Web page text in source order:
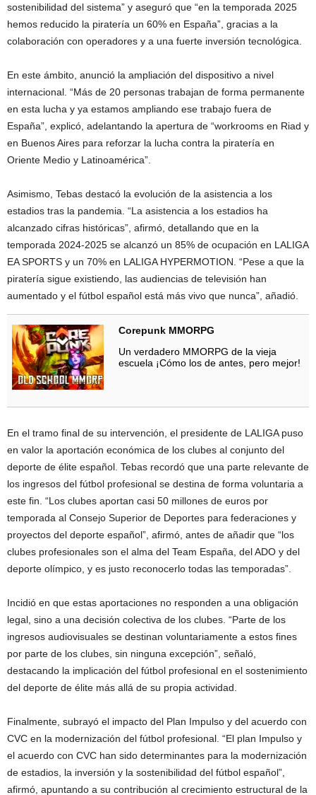
sostenibilidad del sistema” y aseguró que “en la temporada 2025
hemos reducido la piratería un 60% en España”, gracias a la
colaboración con operadores y a una fuerte inversión tecnológica.
En este ámbito, anunció la ampliación del dispositivo a nivel
internacional. “Más de 20 personas trabajan de forma permanente
en esta lucha y ya estamos ampliando ese trabajo fuera de
España”, explicó, adelantando la apertura de “workrooms en Riad y
en Buenos Aires para reforzar la lucha contra la piratería en
Oriente Medio y Latinoamérica”.
Asimismo, Tebas destacó la evolución de la asistencia a los
estadios tras la pandemia. “La asistencia a los estadios ha
alcanzado cifras históricas”, afirmó, detallando que en la
temporada 2024-2025 se alcanzó un 85% de ocupación en LALIGA
EA SPORTS y un 70% en LALIGA HYPERMOTION. “Pese a que la
piratería sigue existiendo, las audiencias de televisión han
aumentado y el fútbol español está más vivo que nunca”, añadió.
Corepunk MMORPG
Un verdadero MMORPG de la vieja
escuela ¡Cómo los de antes, pero mejor!
En el tramo final de su intervención, el presidente de LALIGA puso
en valor la aportación económica de los clubes al conjunto del
deporte de élite español. Tebas recordó que una parte relevante de
los ingresos del fútbol profesional se destina de forma voluntaria a
este fin. “Los clubes aportan casi 50 millones de euros por
temporada al Consejo Superior de Deportes para federaciones y
proyectos del deporte español”, afirmó, antes de añadir que “los
clubes profesionales son el alma del Team España, del ADO y del
deporte olímpico, y es justo reconocerlo todas las temporadas”.
Incidió en que estas aportaciones no responden a una obligación
legal, sino a una decisión colectiva de los clubes. “Parte de los
ingresos audiovisuales se destinan voluntariamente a estos fines
por parte de los clubes, sin ninguna excepción”, señaló,
destacando la implicación del fútbol profesional en el sostenimiento
del deporte de élite más allá de su propia actividad.
Finalmente, subrayó el impacto del Plan Impulso y del acuerdo con
CVC en la modernización del fútbol profesional. “El plan Impulso y
el acuerdo con CVC han sido determinantes para la modernización
de estadios, la inversión y la sostenibilidad del fútbol español”,
afirmó, apuntando a su contribución al crecimiento estructural de la